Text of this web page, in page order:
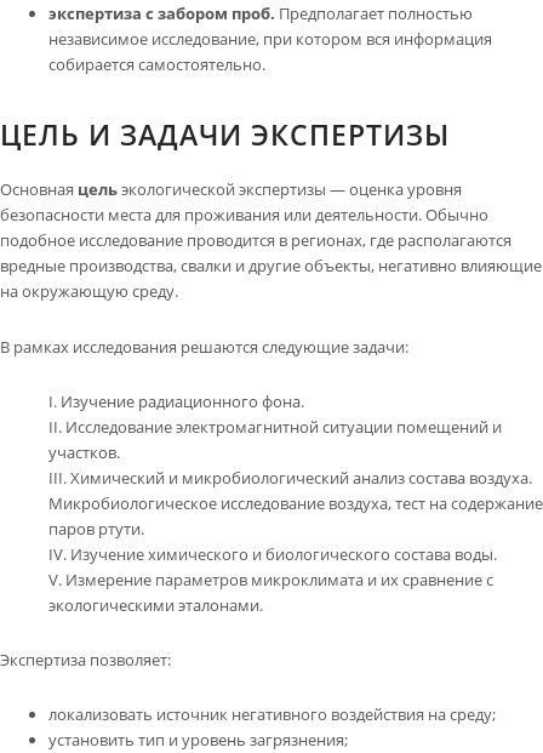
экспертиза с забором проб. Предполагает полностью
независимое исследование, при котором вся информация
собирается самостоятельно.
ЦЕЛЬ И ЗАДАЧИ ЭКСПЕРТИЗЫ
Основная цельэкологической экспертизы — оценка уровня
безопасности места для проживания или деятельности. Обычно
подобное исследование проводится в регионах, где располагаются
вредные производства, свалки и другие объекты, негативно влияющие
на окружающую среду.
В рамках исследования решаются следующие задачи:
Изучение радиационного фона.
Исследование электромагнитной ситуации помещений и
участков.
Химический и микробиологический анализ состава воздуха.
Микробиологическое исследование воздуха, тест на содержание
паров ртути.
Изучение химического и биологического состава воды.
Измерение параметров микроклимата и их сравнение с
экологическими эталонами.
Экспертиза позволяет:
локализовать источник негативного воздействия на среду;
установить тип и уровень загрязнения;